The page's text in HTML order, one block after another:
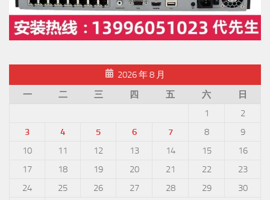
2026 年 8 月
一
二 三 四 五 六
日
1
2
3
4 5 6 7 8
9
10
11 12 13 14 15
16
17
18 19 20 21 22
23
24
25 26 27 28 29
30